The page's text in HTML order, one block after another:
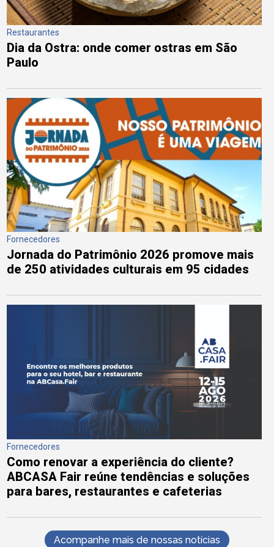
Restaurantes
Dia da Ostra: onde comer ostras em São
Paulo
Fornecedores
Jornada do Patrimônio 2026 promove mais
de 250 atividades culturais em 95 cidades
Fornecedores
Como renovar a experiência do cliente?
ABCASA Fair reúne tendências e soluções
para bares, restaurantes e cafeterias
Acompanhe mais de nossas notícias